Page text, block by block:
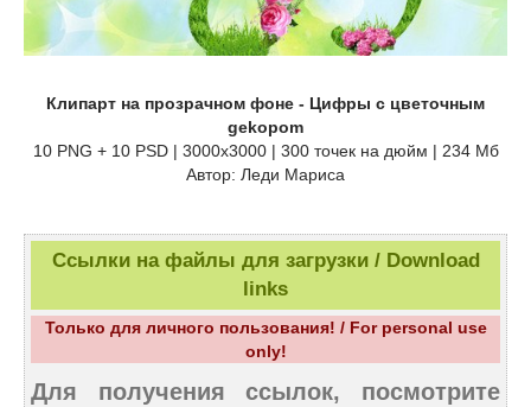
Клипарт на прозрачном фоне - Цифры с цветочным
gekopom
10 PNG + 10 PSD | 3000x3000 | 300 точек на дюйм | 234 Мб
Автор: Леди Мариса
Ссылки на файлы для загрузки / Download
links
Только для личного пользования! / For personal use
only!
Для получения ссылок, посмотрите